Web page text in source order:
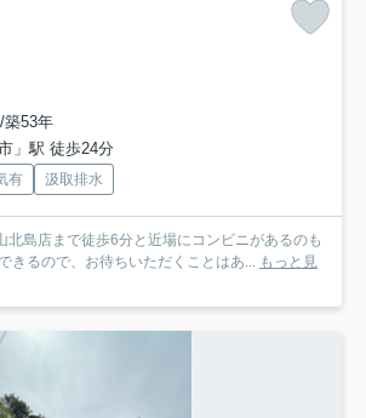
築53年
」駅 徒歩24分
有 汲取排水
北島店まで徒歩6分と近場にコンビニがあるのも
きるので、お待ちいただくことはあ... もっと見